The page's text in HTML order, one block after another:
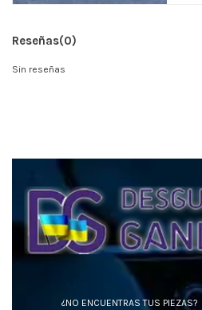
Reseñas(0)
Sin reseñas
¿NO ENCUENTRAS TUS PIEZAS?